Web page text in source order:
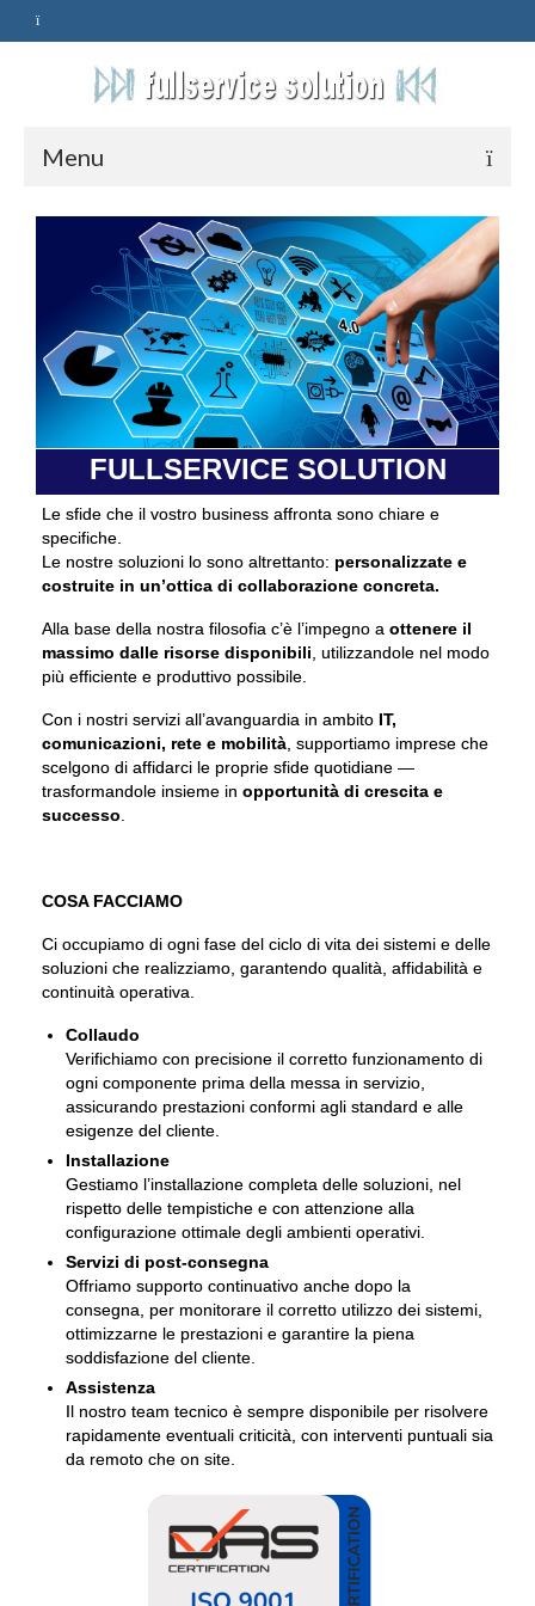
Menu
HOME
ASSISTENZA
POLITICA
Qualità
PRIVACY
CONTATTI
FULLSERVICE SOLUTION
Le sfide che il vostro business affronta sono chiare e
specifiche.
Le nostre soluzioni lo sono altrettanto: personalizzate e
costruite in un’ottica di collaborazione concreta.
Alla base della nostra filosofia c’è l’impegno a ottenere il
massimo dalle risorse disponibili , utilizzandole nel modo
più efficiente e produttivo possibile.
Con i nostri servizi all’avanguardia in ambito IT,
comunicazioni, rete e mobilità , supportiamo imprese che
scelgono di affidarci le proprie sfide quotidiane —
trasformandole insieme in opportunità di crescita e
successo
COSA FACCIAMO
Ci occupiamo di ogni fase del ciclo di vita dei sistemi e delle
soluzioni che realizziamo, garantendo qualità, affidabilità e
continuità operativa.
Collaudo
Verifichiamo con precisione il corretto funzionamento di
ogni componente prima della messa in servizio,
assicurando prestazioni conformi agli standard e alle
esigenze del cliente.
Installazione
Gestiamo l’installazione completa delle soluzioni, nel
rispetto delle tempistiche e con attenzione alla
configurazione ottimale degli ambienti operativi.
Servizi di post-consegna
Offriamo supporto continuativo anche dopo la
consegna, per monitorare il corretto utilizzo dei sistemi,
ottimizzarne le prestazioni e garantire la piena
soddisfazione del cliente.
Assistenza
Il nostro team tecnico è sempre disponibile per risolvere
rapidamente eventuali criticità, con interventi puntuali sia
da remoto che on site.